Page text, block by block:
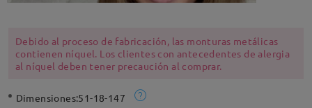
Debido al proceso de fabricación, las monturas metálicas
contienen níquel. Los clientes con antecedentes de alergia
al níquel deben tener precaución al comprar.
Dimensiones:51-18-147